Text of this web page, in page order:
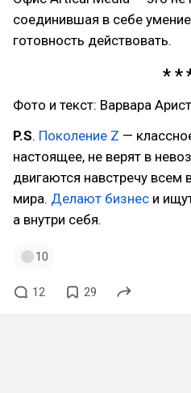
соединившая в себе
готовность действовать.
Фото и текст: Варвара
P.S. Поколение Z —
настоящее, не верят в
двигаются навстречу
мира. Делают бизнес и
а внутри себя.
10
12 29